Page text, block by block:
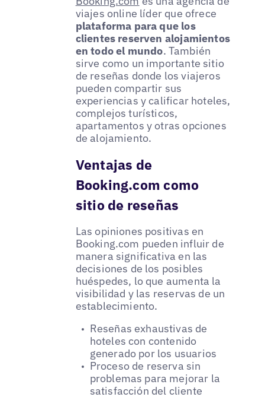
viajes online líder que ofrece
plataforma para que los
clientes reserven alojamientos
en todo el mundo. También
sirve como un importante sitio
de reseñas donde los viajeros
pueden compartir sus
experiencias y calificar hoteles,
complejos turísticos,
apartamentos y otras opciones
de alojamiento.
Ventajas de
Booking.com como
sitio de reseñas
Las opiniones positivas en
Booking.com pueden influir de
manera significativa en las
decisiones de los posibles
huéspedes, lo que aumenta la
visibilidad y las reservas de un
establecimiento.
Reseñas exhaustivas de
hoteles con contenido
generado por los usuarios
Proceso de reserva sin
problemas para mejorar la
satisfacción del cliente